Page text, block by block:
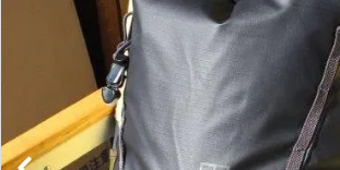
価格で選ぶ
買取案内
レンタル・修理